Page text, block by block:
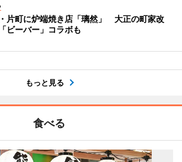
片町に炉端焼き店「璃然」 大正の町家改
ビーバー」コラボも
もっと見る
食べる